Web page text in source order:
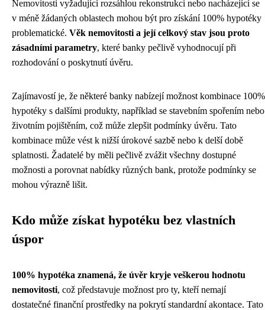
Nemovitosti vyžadující rozsáhlou rekonstrukci nebo nacházející se
v méně žádaných oblastech mohou být pro získání 100% hypotéky
problematické. Věk nemovitosti a její celkový stav jsou proto
zásadními parametry, které banky pečlivě vyhodnocují při
rozhodování o poskytnutí úvěru.
Zajímavostí je, že některé banky nabízejí možnost kombinace 100%
hypotéky s dalšími produkty, například se stavebním spořením nebo
životním pojištěním, což může zlepšit podmínky úvěru. Tato
kombinace může vést k nižší úrokové sazbě nebo k delší době
splatnosti. Žadatelé by měli pečlivě zvážit všechny dostupné
možnosti a porovnat nabídky různých bank, protože podmínky se
mohou výrazně lišit.
Kdo může získat hypotéku bez vlastních
úspor
100% hypotéka znamená, že úvěr kryje veškerou hodnotu
nemovitosti, což představuje možnost pro ty, kteří nemají
dostatečné finanční prostředky na pokrytí standardní akontace. Tato